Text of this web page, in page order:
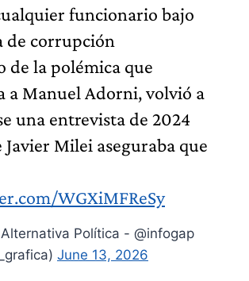
funcionario bajo
de corrupción
de la polémica que
a Manuel Adorni, volvió a
una entrevista de 2024
Javier Milei aseguraba que
WGXiMFReSy
Política - @infogap
June 13, 2026